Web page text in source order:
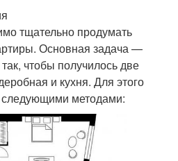
тщательно продумать
Основная задача —
чтобы получилось две
и кухня. Для этого
следующими методами: